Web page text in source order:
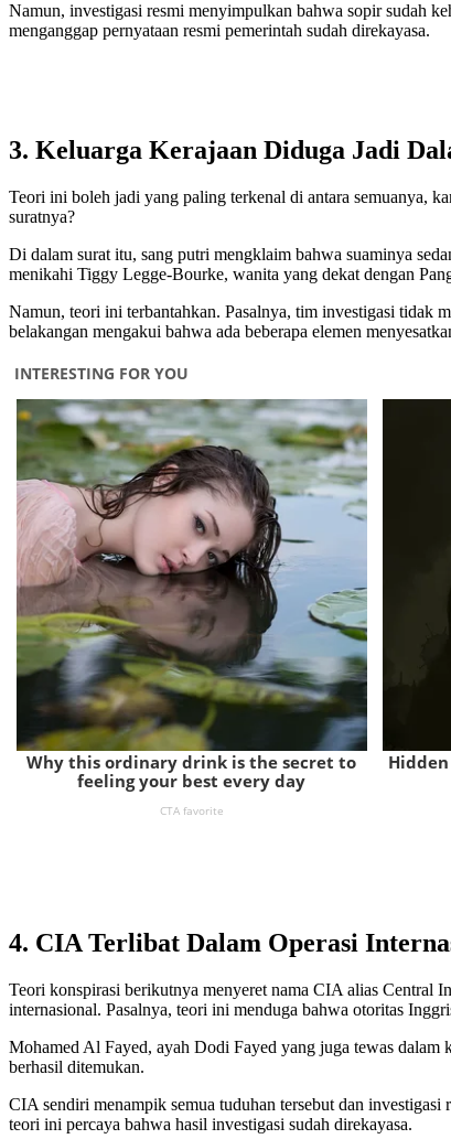
Namun, investigasi resmi menyimpulkan bahwa sopir sudah
menganggap pernyataan resmi pemerintah sudah direkayasa.
3. Keluarga Kerajaan Diduga Jadi
Teori ini boleh jadi yang paling terkenal di antara semuanya,
suratnya?
Di dalam surat itu, sang putri mengklaim bahwa suaminya
menikahi Tiggy Legge-Bourke, wanita yang dekat dengan
Namun, teori ini terbantahkan. Pasalnya, tim investigasi tidak
belakangan mengakui bahwa ada beberapa elemen
4. CIA Terlibat Dalam Operasi
Teori konspirasi berikutnya menyeret nama CIA alias Central
internasional. Pasalnya, teori ini menduga bahwa otoritas
Mohamed Al Fayed, ayah Dodi Fayed yang juga tewas dalam
berhasil ditemukan.
CIA sendiri menampik semua tuduhan tersebut dan
teori ini percaya bahwa hasil investigasi sudah direkayasa.